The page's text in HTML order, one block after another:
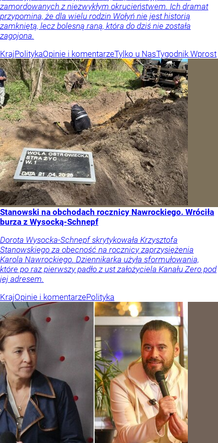
zamordowanych z niezwykłym okrucieństwem. Ich dramat
przypomina, że dla wielu rodzin Wołyń nie jest historią
zamkniętą, lecz bolesną raną, która do dziś nie została
zagojona.
KrajPolitykaOpinie i komentarzeTylko u NasTygodnik Wprost
Stanowski na obchodach rocznicy Nawrockiego. Wróciła
burza z Wysocką-Schnepf
Dorota Wysocka-Schnepf skrytykowała Krzysztofa
Stanowskiego za obecność na rocznicy zaprzysiężenia
Karola Nawrockiego. Dziennikarka użyła sformułowania,
które po raz pierwszy padło z ust założyciela Kanału Zero pod
jej adresem.
KrajOpinie i komentarzePolityka